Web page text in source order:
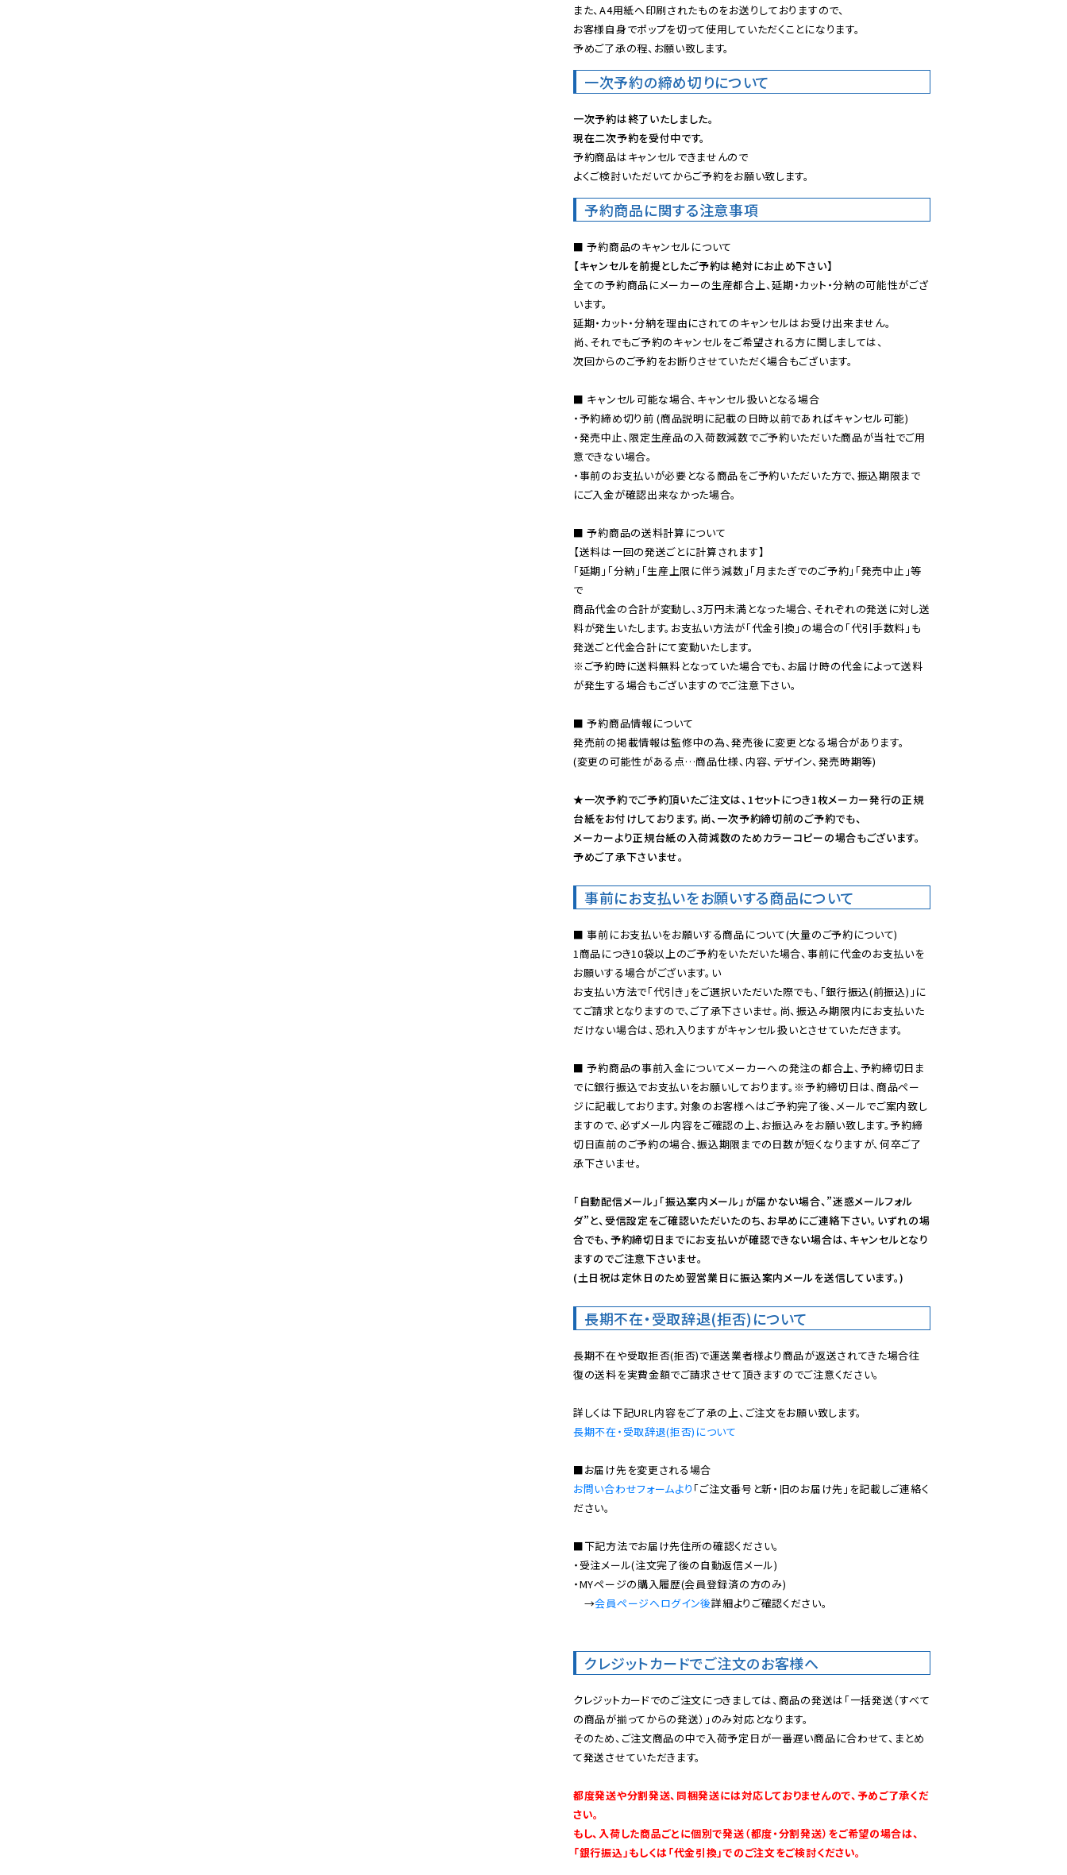
また、A4用紙へ印刷されたものをお送りしておりますので、
お客様自身でポップを切って使用していただくことになります。
予めご了承の程、お願い致します。
一次予約の締め切りについて
一次予約は終了いたしました。
現在二次予約を受付中です。
予約商品はキャンセルできませんので
よくご検討いただいてからご予約をお願い致します。
予約商品に関する注意事項
【キャンセルを前提としたご予約は絶対にお止め下さい】
全ての予約商品にメーカーの生産都合上、延期・カット・分納の可能性がござ
います。
延期・カット・分納を理由にされてのキャンセルはお受け出来ません。
尚、それでもご予約のキャンセルをご希望される方に関しましては、
次回からのご予約をお断りさせていただく場合もございます。
■ キャンセル可能な場合、キャンセル扱いとなる場合
・予約締め切り前 (商品説明に記載の日時以前であればキャンセル可能)
・発売中止、限定生産品の入荷数減数でご予約いただいた商品が当社でご用
意できない場合。
・事前のお支払いが必要となる商品をご予約いただいた方で、振込期限まで
にご入金が確認出来なかった場合。
■ 予約商品の送料計算について
【送料は一回の発送ごとに計算されます】
「延期」「分納」「生産上限に伴う減数」「月またぎでのご予約」「発売中止」等
で
商品代金の合計が変動し、3万円未満となった場合、それぞれの発送に対し送
料が発生いたします。お支払い方法が「代金引換」の場合の「代引手数料」も
※ご予約時に送料無料となっていた場合でも、お届け時の代金によって送料
が発生する場合もございますのでご注意下さい。
■ 予約商品情報について
発売前の掲載情報は監修中の為、発売後に変更となる場合があります。
(変更の可能性がある点…商品仕様、内容、デザイン、発売時期等)
★一次予約でご予約頂いたご注文は、1セットにつき1枚メーカー発行の正規
台紙をお付けしております。尚、一次予約締切前のご予約でも、
メーカーより正規台紙の入荷減数のためカラーコピーの場合もございます。
予めご了承下さいませ。
事前にお支払いをお願いする商品について
■ 事前にお支払いをお願いする商品について(大量のご予約について)
1商品につき10袋以上のご予約をいただいた場合、事前に代金のお支払いを
お願いする場合がございます。い
お支払い方法で「代引き」をご選択いただいた際でも、「銀行振込(前振込)」に
てご請求となりますので、ご了承下さいませ。尚、振込み期限内にお支払いた
だけない場合は、恐れ入りますがキャンセル扱いとさせていただきます。
■ 予約商品の事前入金についてメーカーへの発注の都合上、予約締切日ま
でに銀行振込でお支払いをお願いしております。※予約締切日は、商品ペー
ジに記載しております。対象のお客様へはご予約完了後、メールでご案内致し
ますので、必ずメール内容をご確認の上、お振込みをお願い致します。予約締
切日直前のご予約の場合、振込期限までの日数が短くなりますが、何卒ご了
承下さいませ。
「自動配信メール」「振込案内メール」が届かない場合、”迷惑メールフォル
ダ”と、受信設定をご確認いただいたのち、お早めにご連絡下さい。いずれの場
合でも、予約締切日までにお支払いが確認できない場合は、キャンセルとなり
ますのでご注意下さいませ。
(土日祝は定休日のため翌営業日に振込案内メールを送信しています。)
長期不在・受取辞退(拒否)について
長期不在や受取拒否(拒否)で運送業者様より商品が返送されてきた場合往
復の送料を実費金額でご請求させて頂きますのでご注意ください。
長期不在・受取辞退(拒否)について
お問い合わせフォームより 「ご注文番号と新・旧のお届け先」を記載しご連絡く
ださい。
■下記方法でお届け先住所の確認ください。
・受注メール(注文完了後の自動返信メール)
・MYページの購入履歴(会員登録済の方のみ)
→会員ページへログイン後詳細よりご確認ください。
クレジットカードでご注文のお客様へ
クレジットカードでのご注文につきましては、商品の発送は「一括発送（すべて
の商品が揃ってからの発送）」のみ対応となります。
そのため、ご注文商品の中で入荷予定日が一番遅い商品に合わせて、まとめ
て発送させていただきます。
都度発送や分割発送、同梱発送には対応しておりませんので、予めご了承くだ
さい。
もし、入荷した商品ごとに個別で発送（都度・分割発送）をご希望の場合は、
「銀行振込」もしくは「代金引換」でのご注文をご検討ください。